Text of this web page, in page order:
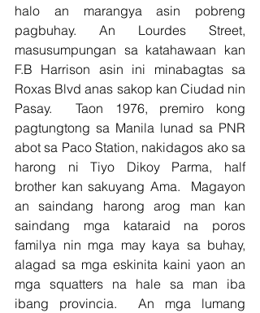
halo an marangya asin pobreng
pagbuhay. An Lourdes Street,
masusumpungan sa katahawaan kan
F.B Harrison asin ini minabagtas sa
Roxas Blvd anas sakop kan Ciudad nin
Pasay.  Taon 1976, premiro kong
pagtungtong sa Manila lunad sa PNR
abot sa Paco Station, nakidagos ako sa
harong ni Tiyo Dikoy Parma, half
brother kan sakuyang Ama.  Magayon
an saindang harong arog man kan
saindang mga kataraid na poros
familya nin mga may kaya sa buhay,
alagad sa mga eskinita kaini yaon an
mga squatters na hale sa man iba
ibang provincia.  An mga lumang